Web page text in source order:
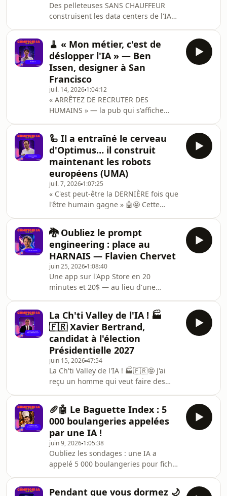
Des pelleteuses SANS CHAUFFEUR
construisent les data centers de l'IA
heures, plutôt en 1 000 heures. » 🤯🤖
Physical AI — Nouvel épisode de
Comptoir IA avec Vincent Gonguet,
Head of Evaluations chez Bedrock
Robotics (ex-Meta).Vincent, ingénieur
français installé depuis 14 ans dans la
Silicon Valley, a passé 3 ans au cœur
de Meta
🧹 « Mon métier, c'est de
déslopper l'IA » — Ben
Issen, designer à San
Francisco
juil. 14, 2026 1:04:12
« ARRÊTEZ DE RECRUTER DES
HUMAINS » — la pub qui s'affiche
invité vit dans ce qu'il appelle « le
réacteur » de l'IA. Et ce qu'il raconte
est fascinant.« Là-bas, toutes les
questions éthiques,
environnementales, politiques autour
de l'IA… on ne se les pose pas. Tout le
monde bosse comme des acharnés.
»🎨 Design &amp; IA — Nouvel
épisode de Comptoir IA avec Ben
Issen, d
🦾 Il a entraîné le cerveau
d'Optimus… il construit
maintenant les robots
européens (UMA)
juil. 7, 2026 1:07:25
« C'est peut-être la DERNIÈRE fois que
l'être humain gagne » 🤖🤩 Cette
frissons 🇫🇷Le contexte : un robot de
Figure a affronté un humain pendant
des heures sur du tri de colis.
L'humain a gagné… de justesse. 🤯🤖
Robotique &amp; IA physique —
Nouvel épisode de Comptoir IA avec
Rémi Cadene, fondateur et CEO de
UMA (Universal Mechanical
Assistant).Rémi, c'est un parcou
🐉 Oubliez le prompt
engineering : place au
HARNAIS — Flavien Chervet
juin 25, 2026 1:08:40
Une app sur l'App Store en 20
minutes et 20$ — au lieu d'une
cru halluciner en l'écoutant 🐉"L'agent
de code, c'est un dragon super
puissant… mais qui crache du feu
n'importe où. Le harnais, c'est ce
qu'on lui met pour organiser son flux
d'intelligence." 🤯🤖 Goals, Loops,
Harnais : la discipline qui rend (enfin)
l'IA vraiment productive — nouvel
épisode de Comp
La Ch'ti Valley de l'IA ! 🏭
🇫🇷 Xavier Bertrand,
candidat à l'élection
Présidentielle 2027
juin 15, 202647:54
La Ch'ti Valley de l'IA ! 🏭🇫🇷🤩 J'ai
reçu un homme qui veut faire des
l'intelligence artificielle en Europe.🤖
IA, souveraineté &amp; présidentielle
— Nouvel épisode de Comptoir IA
avec Xavier Bertrand, président de la
Région Hauts-de-France, ancien
ministre du Travail et candidat à la
présidentielle 2027 ! 🇫🇷🇫🇷🇫🇷
Ancien ministre, chef d'entreprise
pendant plus de 10
🥖🤖 Le Baguette Index : 5
000 boulangeries appelées
par une IA !
juin 9, 2026 1:05:38
Oubliez les sondages : une IA a
appelé 5 000 boulangeries pour ficher
Pendant que vous dormez 🌙